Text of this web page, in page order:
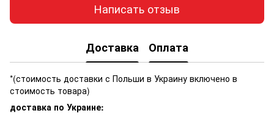
Написать отзыв
Доставка Оплата
*(стоимость доставки с Польши в Украину включено в
стоимость товара)
доставка по Украине: